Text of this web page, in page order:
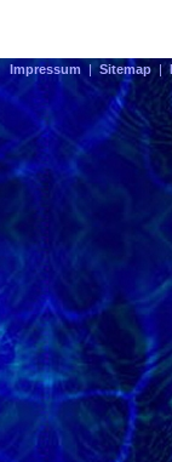
Impressum | Sitemap|